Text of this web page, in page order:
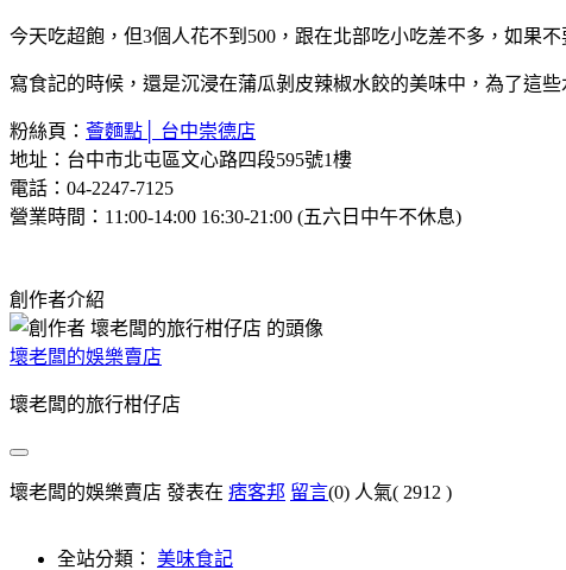
今天吃超飽，但3個人花不到500，跟在北部吃小吃差不多，如果
寫食記的時候，還是沉浸在蒲瓜剝皮辣椒水餃的美味中，為了這
粉絲頁： 薈麵點│ 台中崇德店
地址：台中市北屯區文心路四段595號1樓
電話：04-2247-7125
營業時間：11:00-14:00 16:30-21:00 (五六日中午不休息)
創作者介紹
壞老闆的娛樂賣店
壞老闆的旅行柑仔店
壞老闆的娛樂賣店 發表在 痞客邦 留言(0) 人氣( 2912 )
全站分類： 美味食記